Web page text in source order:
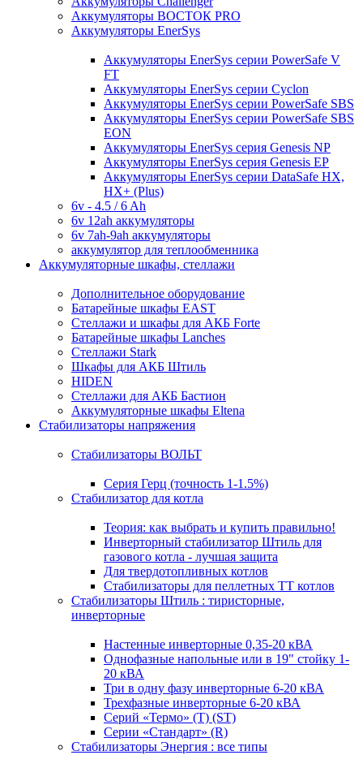
Аккумуляторы ВОСТОК PRO
Аккумуляторы EnerSys
Аккумуляторы EnerSys серии PowerSafe V
FT
Аккумуляторы EnerSys серии Cyclon
Аккумуляторы EnerSys серии PowerSafe SBS
Аккумуляторы EnerSys серии PowerSafe SBS
EON
Аккумуляторы EnerSys серия Genesis NP
Аккумуляторы EnerSys серия Genesis EP
Аккумуляторы EnerSys серии DataSafe HX,
HX+ (Plus)
6v - 4.5 / 6 Ah
6v 12ah аккумуляторы
6v 7ah-9ah аккумуляторы
аккумулятор для теплообменника
Аккумуляторные шкафы, стеллажи
Дополнительное оборудование
Батарейные шкафы EAST
Стеллажи и шкафы для АКБ Forte
Батарейные шкафы Lanches
Стеллажи Stark
Шкафы для АКБ Штиль
HIDEN
Стеллажи для АКБ Бастион
Аккумуляторные шкафы Eltena
Стабилизаторы напряжения
Стабилизаторы ВОЛЬТ
Серия Герц (точность 1-1.5%)
Стабилизатор для котла
Теория: как выбрать и купить правильно!
Инверторный стабилизатор Штиль для
газового котла - лучшая защита
Для твердотопливных котлов
Стабилизаторы для пеллетных ТТ котлов
Стабилизаторы Штиль : тиристорные,
инверторные
Настенные инверторные 0,35-20 кВА
Однофазные напольные или в 19" стойку 1-
20 кВА
Три в одну фазу инверторные 6-20 кВА
Трехфазные инверторные 6-20 кВА
Серий «Термо» (T) (ST)
Серии «Стандарт» (R)
Стабилизаторы Энергия : все типы